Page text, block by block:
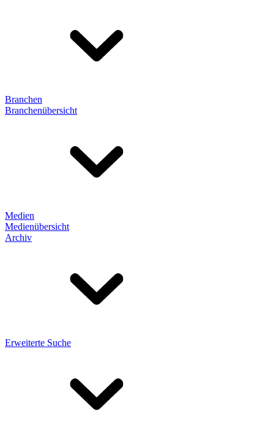
Branchen
Branchenübersicht
Medien
Medienübersicht
Archiv
Erweiterte Suche